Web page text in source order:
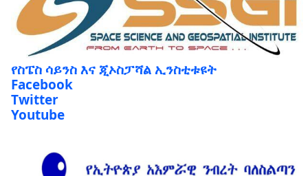
የስፔስ ሳይንስ እና ጂኦስፓሻል ኢንስቲቱዩት
Facebook
Twitter
Youtube